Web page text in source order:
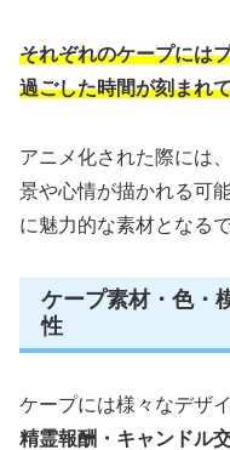
それぞれのケープには
過ごした時間が刻まれ
アニメ化された際には
景や心情が描かれる可
に魅力的な素材となるで
ケープ素材・色・
性
ケープには様々なデザ
精霊報酬・キャンドル